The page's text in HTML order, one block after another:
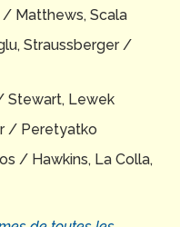
Matthews, Scala
Straussberger /
Stewart, Lewek
/ Peretyatko
/ Hawkins, La Colla,